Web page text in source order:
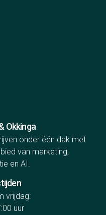
Okkinga
onder één dak met
van marketing,
en AI.
vrijdag:
uur